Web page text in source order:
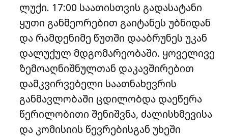
ლუქი. 17:00 საათისთვის გადასატანი
ყუთი განმეორებით გაიტანეს უბნიდან
და რამდენიმე წუთში დააბრუნეს უკან
დალუქულ მდგომარეობაში. ყოველივე
ზემოაღნიშნულთან დაკავშირებით
დამკვირვებელი საათნახევრის
განმავლობაში ცდილობდა დაეწერა
წერილობითი შენიშვნა, ძალისხმევისა
და კომისიის წევრებისგან უხეში